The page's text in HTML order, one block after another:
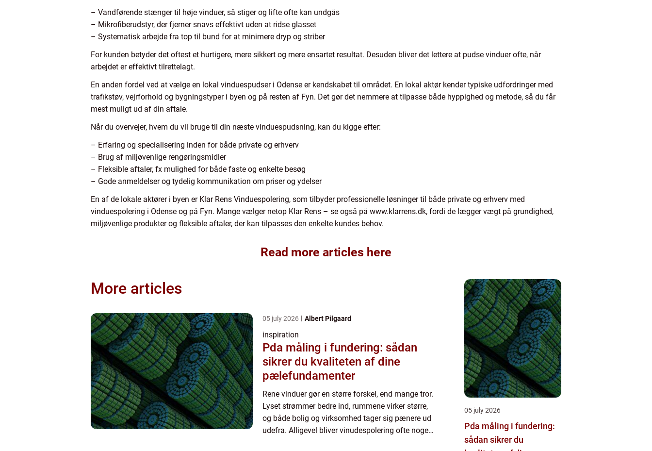
– Vandførende stænger til høje vinduer, så stiger og lifte ofte kan undgås
– Mikrofiberudstyr, der fjerner snavs effektivt uden at ridse glasset
– Systematisk arbejde fra top til bund for at minimere dryp og striber
For kunden betyder det oftest et hurtigere, mere sikkert og mere ensartet resultat. Desuden bliver det lettere at pudse vinduer ofte, når
arbejdet er effektivt tilrettelagt.
En anden fordel ved at vælge en lokal vinduespudser i Odense er kendskabet til området. En lokal aktør kender typiske udfordringer med
trafikstøv, vejrforhold og bygningstyper i byen og på resten af Fyn. Det gør det nemmere at tilpasse både hyppighed og metode, så du får
mest muligt ud af din aftale.
Når du overvejer, hvem du vil bruge til din næste vinduespudsning, kan du kigge efter:
– Erfaring og specialisering inden for både private og erhverv
– Brug af miljøvenlige rengøringsmidler
– Fleksible aftaler, fx mulighed for både faste og enkelte besøg
– Gode anmeldelser og tydelig kommunikation om priser og ydelser
En af de lokale aktører i byen er Klar Rens Vinduespolering, som tilbyder professionelle løsninger til både private og erhverv med
vinduespolering i Odense og på Fyn. Mange vælger netop Klar Rens – se også på www.klarrens.dk, fordi de lægger vægt på grundighed,
miljøvenlige produkter og fleksible aftaler, der kan tilpasses den enkelte kundes behov.
Read more articles here
More articles
05 july 2026 Albert Pilgaard
inspiration
Pda måling i fundering: sådan
sikrer du kvaliteten af dine
pælefundamenter
Rene vinduer gør en større forskel, end mange tror.
Lyset strømmer bedre ind, rummene virker større,
og både bolig og virksomhed tager sig pænere ud
udefra. Alligevel bliver vinudespolering ofte noget,
05 july 2026
Pda måling i fundering:
sådan sikrer du